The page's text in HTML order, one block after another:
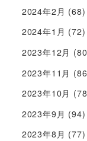
2024年2月 (68)
2024年1月 (72)
2023年12月
2023年11月
2023年10月
2023年9月 (94)
2023年8月 (77)